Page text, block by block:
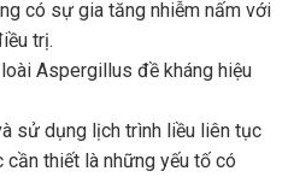
có sự gia tăng nhiễm nấm với
trị.
Aspergillus đề kháng hiệu
sử dụng lịch trình liều liên tục
thiết là những yếu tố có